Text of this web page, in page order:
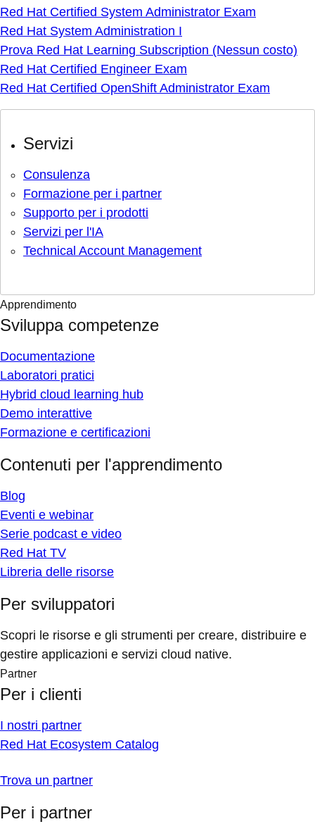
Red Hat Certified System Administrator Exam
Red Hat System Administration I
Prova Red Hat Learning Subscription (Nessun costo)
Red Hat Certified Engineer Exam
Red Hat Certified OpenShift Administrator Exam
Servizi
Consulenza
Formazione per i partner
Supporto per i prodotti
Servizi per l'IA
Technical Account Management
Apprendimento
Sviluppa competenze
Documentazione
Laboratori pratici
Hybrid cloud learning hub
Demo interattive
Formazione e certificazioni
Contenuti per l'apprendimento
Blog
Eventi e webinar
Serie podcast e video
Red Hat TV
Libreria delle risorse
Per sviluppatori
Scopri le risorse e gli strumenti per creare, distribuire e
gestire applicazioni e servizi cloud native.
Partner
Per i clienti
I nostri partner
Red Hat Ecosystem Catalog
Trova un partner
Per i partner